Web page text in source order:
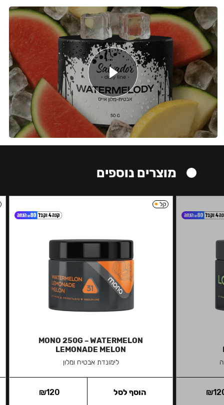
מוצרים נוספים
₪
קל
MONO 250G – WATERMELON
LEMONADE MELON
לימונדת אבטיח ומלון
₪120 הוסף לסל